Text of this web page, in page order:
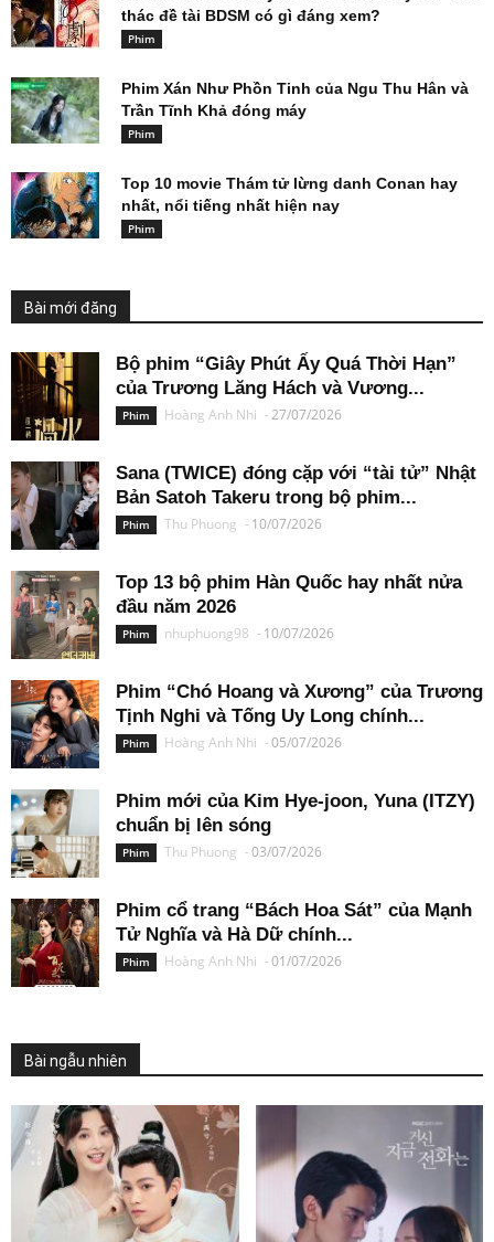
thác đề tài BDSM có gì đáng xem?
Phim
Phim Xán Như Phồn Tinh của Ngu Thu Hân và
Trần Tĩnh Khả đóng máy
Phim
Top 10 movie Thám tử lừng danh Conan hay
nhất, nổi tiếng nhất hiện nay
Phim
Bài mới đăng
Bộ phim “Giây Phút Ấy Quá Thời Hạn”
của Trương Lăng Hách và Vương...
Phim Hoàng Anh Nhi -27/07/2026
Sana (TWICE) đóng cặp với “tài tử” Nhật
Bản Satoh Takeru trong bộ phim...
Phim Thu Phuong - 10/07/2026
Top 13 bộ phim Hàn Quốc hay nhất nửa
đầu năm 2026
Phim nhuphuong98 - 10/07/2026
Phim “Chó Hoang và Xương” của Trương
Tịnh Nghi và Tống Uy Long chính...
Phim Hoàng Anh Nhi -05/07/2026
Phim mới của Kim Hye-joon, Yuna (ITZY)
chuẩn bị lên sóng
Phim Thu Phuong -03/07/2026
Phim cổ trang “Bách Hoa Sát” của Mạnh
Tử Nghĩa và Hà Dữ chính...
Phim Hoàng Anh Nhi -01/07/2026
Bài ngẫu nhiên